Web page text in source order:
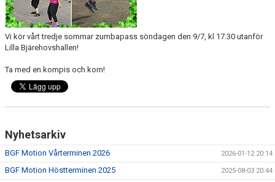
HITTA HIT
KONTAKT
Vi kör vårt tredje sommar zumbapass söndagen den 9/7, kl 17.30 utanför
Lilla Bjärehovshallen!
Ta med en kompis och kom!
Nyhetsarkiv
BGF Motion Vårterminen 2026 2026-01-12 20:14
BGF Motion Höstterminen 2025 2025-08-03 20:44